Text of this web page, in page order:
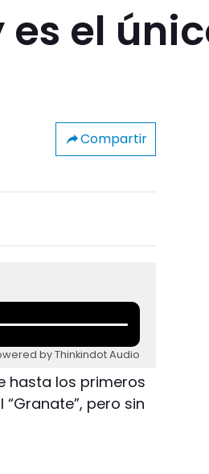
es el
Compartir
by Thinkindot Audio
hasta los primeros
pero sin